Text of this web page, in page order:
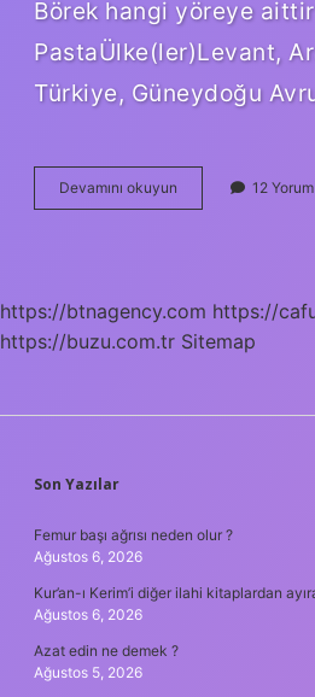
Börek hangi yöreye
PastaÜlke(ler)Levant,
Türkiye, Güneydoğu
Devamını okuyun
Hangi
12 Yorum
https://btnagency.com https://
https://buzu.com.tr Sitemap
SIDEBAR
Son Yazılar
Femur başı ağrısı neden olur ?
Ağustos 6, 2026
Kur’an-ı Kerim’i diğer ilahi kitaplardan
Ağustos 6, 2026
Azat edin ne demek ?
Ağustos 5, 2026